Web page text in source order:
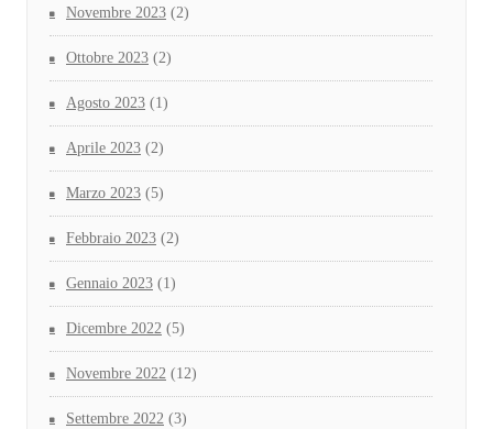
Novembre 2023 (2)
Ottobre 2023 (2)
Agosto 2023 (1)
Aprile 2023 (2)
Marzo 2023 (5)
Febbraio 2023 (2)
Gennaio 2023 (1)
Dicembre 2022 (5)
Novembre 2022 (12)
Settembre 2022 (3)